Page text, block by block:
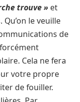
trouve » et
le veuille
de
Cela ne fera
votre propre
de fouiller.